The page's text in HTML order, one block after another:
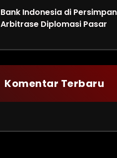
Bank Indonesia di
Arbitrase Diplomasi Pasar
Komentar Terbaru